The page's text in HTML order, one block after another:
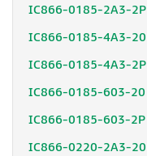
IC866-0185-2A3-2P
IC866-0185-4A3-20
IC866-0185-4A3-2P
IC866-0185-603-20
IC866-0185-603-2P
IC866-0220-2A3-20